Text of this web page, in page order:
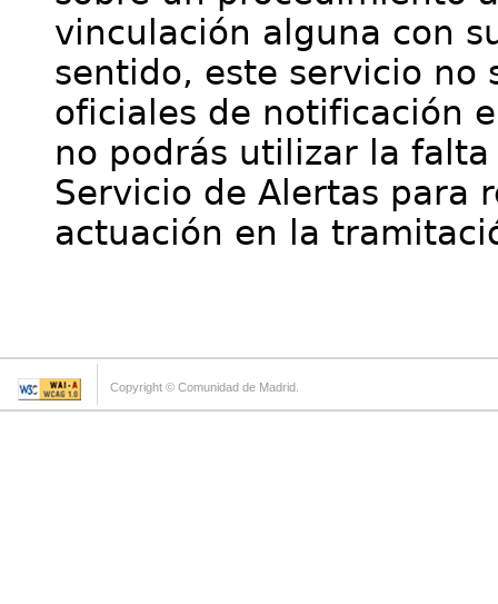
vinculación alguna con
sentido, este servicio no
oficiales de notificación
no podrás utilizar la
Servicio de Alertas para
actuación en la
Copyright © Comunidad de Madrid.